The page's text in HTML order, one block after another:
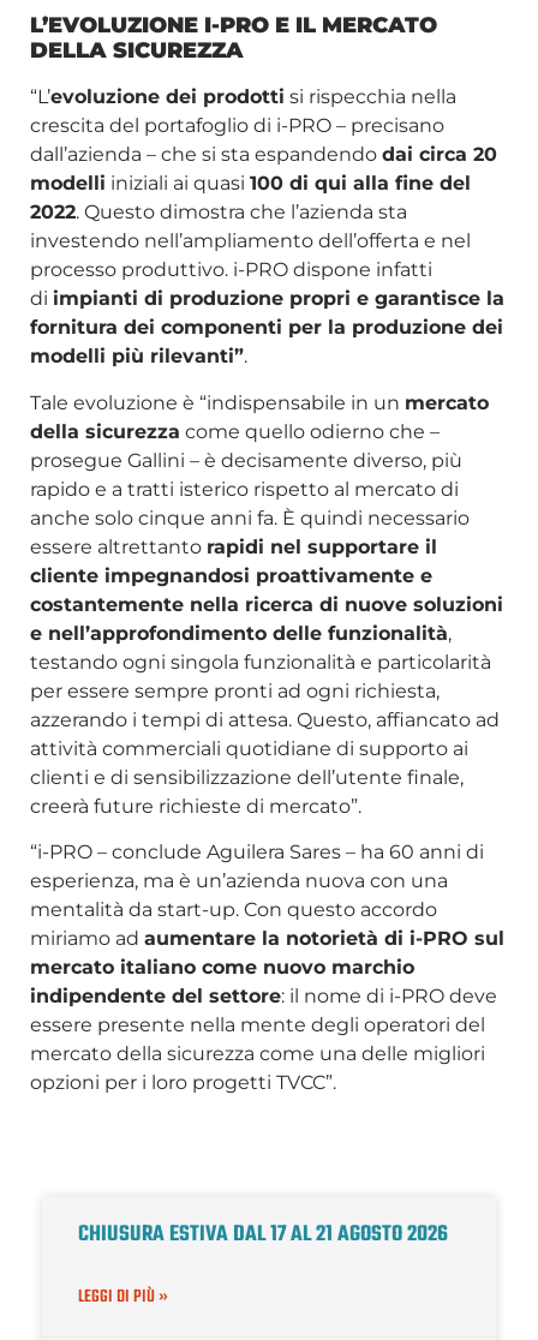
L’EVOLUZIONE I-PRO E IL MERCATO
DELLA SICUREZZA
“L’evoluzione dei prodotti si rispecchia nella
crescita del portafoglio di i-PRO – precisano
dall’azienda – che si sta espandendo dai circa 20
modelli iniziali ai quasi 100 di qui alla fine del
2022. Questo dimostra che l’azienda sta
investendo nell’ampliamento dell’offerta e nel
processo produttivo. i-PRO dispone infatti
di impianti di produzione propri e garantisce la
fornitura dei componenti per la produzione dei
modelli più rilevanti”.
Tale evoluzione è “indispensabile in un mercato
della sicurezza come quello odierno che –
prosegue Gallini – è decisamente diverso, più
rapido e a tratti isterico rispetto al mercato di
anche solo cinque anni fa. È quindi necessario
essere altrettanto rapidi nel supportare il
cliente impegnandosi proattivamente e
costantemente nella ricerca di nuove soluzioni
e nell’approfondimento delle funzionalità,
testando ogni singola funzionalità e particolarità
per essere sempre pronti ad ogni richiesta,
azzerando i tempi di attesa. Questo, affiancato ad
attività commerciali quotidiane di supporto ai
clienti e di sensibilizzazione dell’utente finale,
creerà future richieste di mercato”.
“i-PRO – conclude Aguilera Sares – ha 60 anni di
esperienza, ma è un’azienda nuova con una
mentalità da start-up. Con questo accordo
miriamo ad aumentare la notorietà di i-PRO sul
mercato italiano come nuovo marchio
indipendente del settore: il nome di i-PRO deve
essere presente nella mente degli operatori del
mercato della sicurezza come una delle migliori
opzioni per i loro progetti TVCC”.
CHIUSURA ESTIVA DAL 17 AL 21 AGOSTO 2026
LEGGI DI PIÙ »